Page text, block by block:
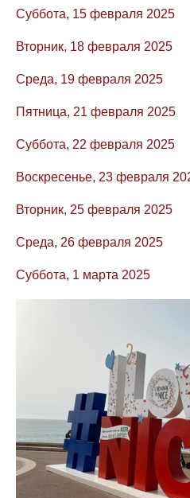
Суббота, 15 февраля 2025
Вторник, 18 февраля 2025
Среда, 19 февраля 2025
Пятница, 21 февраля 2025
Суббота, 22 февраля 2025
Воскресенье, 23 февраля
Вторник, 25 февраля 2025
Среда, 26 февраля 2025
Суббота, 1 марта 2025